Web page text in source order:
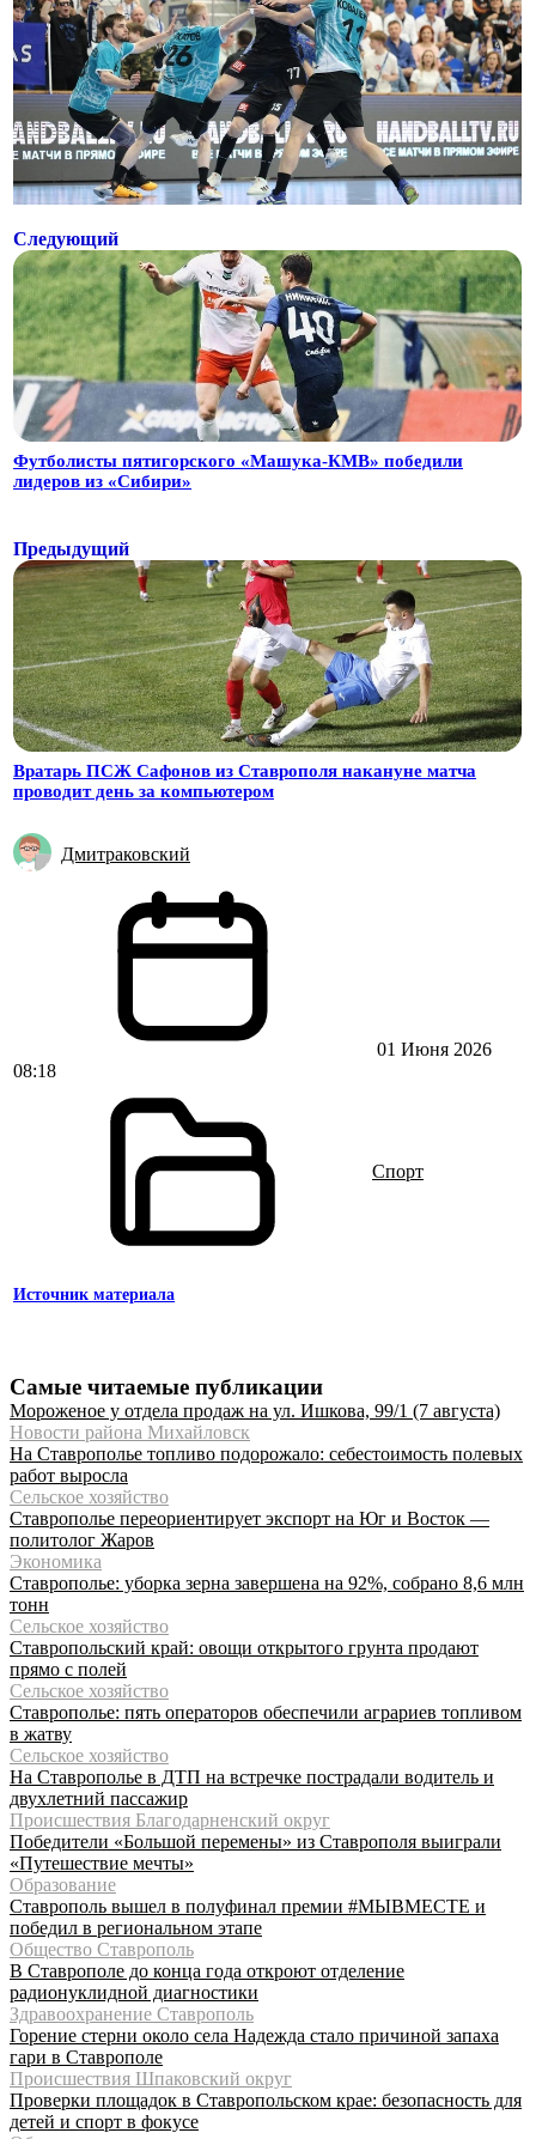
Следующий
Футболисты пятигорского «Машука-КМВ» победили
лидеров из «Сибири»
Предыдущий
Вратарь ПСЖ Сафонов из Ставрополя накануне матча
проводит день за компьютером
Дмитраковский
01 Июня 2026
08:18
Спорт
Источник материала
Самые читаемые публикации
Мороженое у отдела продаж на ул. Ишкова, 99/1 (7 августа)
Новости района Михайловск
На Ставрополье топливо подорожало: себестоимость полевых
работ выросла
Сельское хозяйство
Ставрополье переориентирует экспорт на Юг и Восток —
политолог Жаров
Экономика
Ставрополье: уборка зерна завершена на 92%, собрано 8,6 млн
тонн
Сельское хозяйство
Ставропольский край: овощи открытого грунта продают
прямо с полей
Сельское хозяйство
Ставрополье: пять операторов обеспечили аграриев топливом
в жатву
Сельское хозяйство
На Ставрополье в ДТП на встречке пострадали водитель и
двухлетний пассажир
Происшествия Благодарненский округ
Победители «Большой перемены» из Ставрополя выиграли
«Путешествие мечты»
Образование
Ставрополь вышел в полуфинал премии #МЫВМЕСТЕ и
победил в региональном этапе
Общество Ставрополь
В Ставрополе до конца года откроют отделение
радионуклидной диагностики
Здравоохранение Ставрополь
Горение стерни около села Надежда стало причиной запаха
гари в Ставрополе
Происшествия Шпаковский округ
Проверки площадок в Ставропольском крае: безопасность для
детей и спорт в фокусе